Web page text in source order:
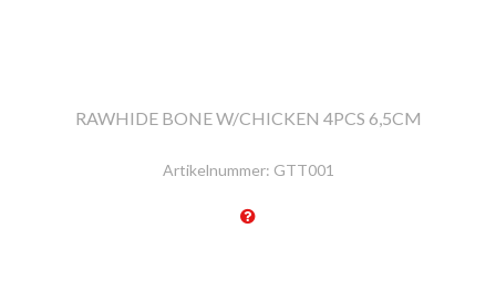
RAWHIDE BONE W/CHICKEN 4PCS 6,5CM
Artikelnummer: GTT001